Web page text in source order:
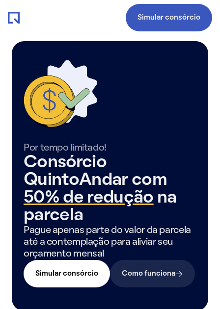
Simular consórcio
Por tempo limitado!
Consórcio
QuintoAndar com
50% de redução na
parcela
Pague apenas parte do valor da parcela
até a contemplação para aliviar seu
orçamento mensal
Simular consórcio Como funciona